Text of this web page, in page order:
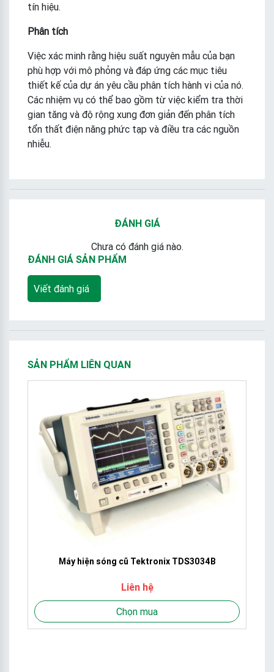
tín hiệu.
Phân tích
Việc xác minh rằng hiệu suất nguyên mẫu của bạn
phù hợp với mô phỏng và đáp ứng các mục tiêu
thiết kế của dự án yêu cầu phân tích hành vi của nó.
Các nhiệm vụ có thể bao gồm từ việc kiểm tra thời
gian tăng và độ rộng xung đơn giản đến phân tích
tổn thất điện năng phức tạp và điều tra các nguồn
nhiễu.
ĐÁNH GIÁ
Chưa có đánh giá nào.
ĐÁNH GIÁ SẢN PHẨM
Viết đánh giá
SẢN PHẨM LIÊN QUAN
Máy hiện sóng cũ Tektronix TDS3034B
Liên hệ
Chọn mua